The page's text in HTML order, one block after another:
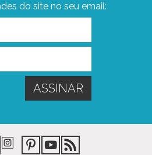
do site no seu email: